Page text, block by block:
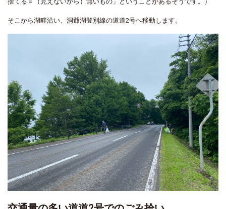
そこから湖畔沿い、洞爺湖登別線の道道2号へ移動します。